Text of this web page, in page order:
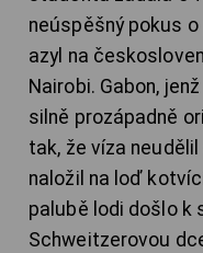
neúspěšný pokus
azyl na
Nairobi. Gabon,
silně prozápadně
tak, že víza
naložil na loď
palubě lodi došlo k
Schweitzerovou